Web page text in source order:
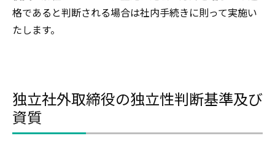
格であると判断される場合は社内手続きに則って実施い
たします。
独立社外取締役の独立性判断基準及び
資質